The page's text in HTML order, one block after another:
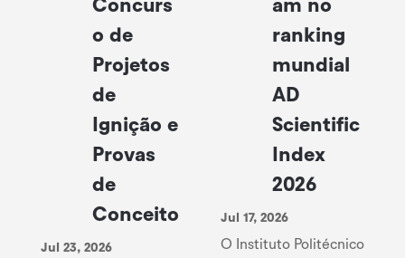
Concurs
o de
Projetos
de
Ignição e
Provas
de
Conceito
Jul 23, 2026
am no
ranking
mundial
AD
Scientific
Index
2026
Jul 17, 2026
O Instituto Politécnico